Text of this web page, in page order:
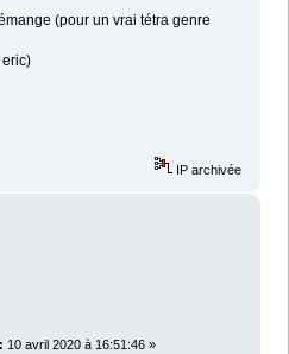
(pour un vrai tétra genre
IP archivée
10 avril 2020 à 16:51:46 »